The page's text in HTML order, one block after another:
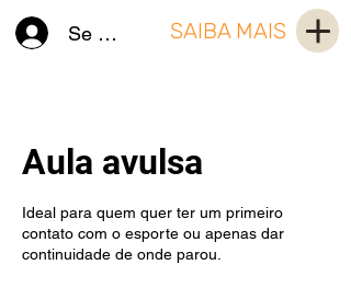
Se connecterSAIBA MAIS
Aula avulsa
Ideal para quem quer ter um primeiro
contato com o esporte ou apenas dar
continuidade de onde parou.